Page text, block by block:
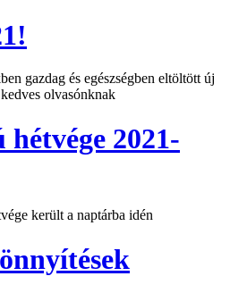
gazdag és egészségben eltöltött új
olvasónknak
hétvége 2021-
került a naptárba idén